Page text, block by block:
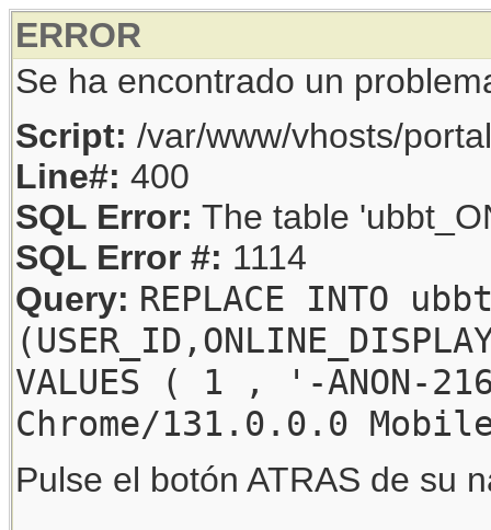
ERROR
Se ha encontrado un
Script: /var/www/vhosts/
Line#: 400
SQL Error: The table
SQL Error #: 1114
Query: REPLACE INTO
VALUES ( 1 , '-
Chrome/131.0.0.0
Pulse el botón ATRAS de su